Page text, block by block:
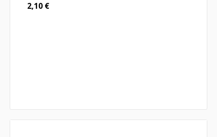
2,10 €